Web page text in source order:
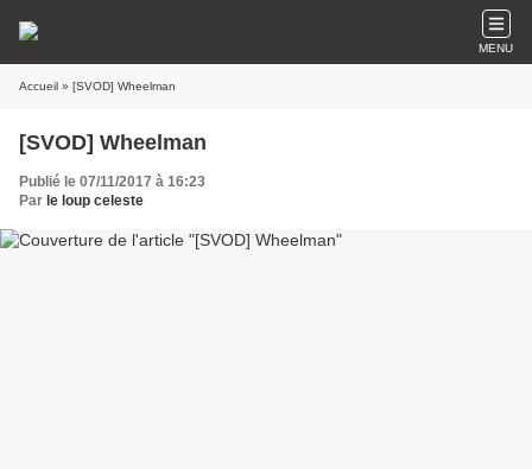
MENU
Accueil » [SVOD] Wheelman
[SVOD] Wheelman
Publié le 07/11/2017 à 16:23
Par le loup celeste